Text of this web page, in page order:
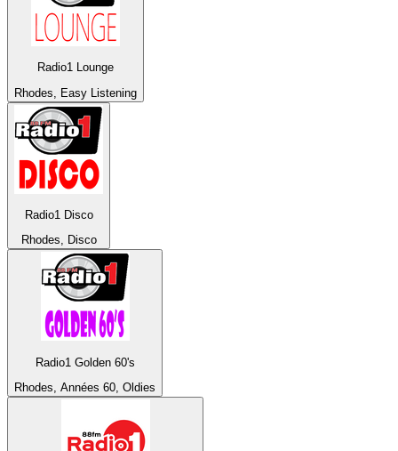
Radio1 Lounge
Rhodes, Easy Listening
Radio1 Disco
Rhodes, Disco
Radio1 Golden 60's
Rhodes, Années 60, Oldies